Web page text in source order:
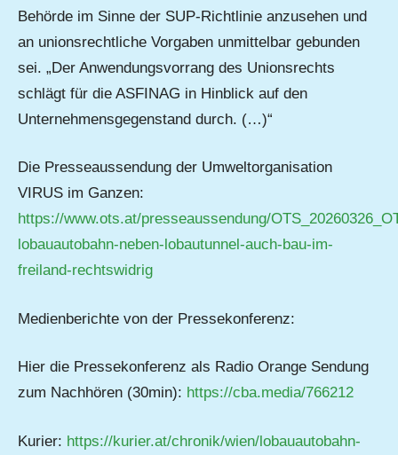
Behörde im Sinne der SUP-Richtlinie anzusehen und
an unionsrechtliche Vorgaben unmittelbar gebunden
sei. „Der Anwendungsvorrang des Unionsrechts
schlägt für die ASFINAG in Hinblick auf den
Unternehmensgegenstand durch. (…)“
Die Presseaussendung der Umweltorganisation
VIRUS im Ganzen:
https://www.ots.at/presseaussendung/
lobauautobahn-neben-lobautunnel-auch-bau-im-
freiland-rechtswidrig
Medienberichte von der Pressekonferenz:
Hier die Pressekonferenz als Radio Orange Sendung
zum Nachhören (30min): https://cba.media/766212
Kurier: https://kurier.at/chronik/wien/lobauautobahn-